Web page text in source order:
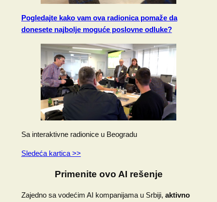
Pogledajte kako vam ova radionica pomaže da
donesete najbolje moguće poslovne odluke?
Sa interaktivne radionice u Beogradu
Sledeća kartica >>
Primenite ovo AI rešenje
Zajedno sa vodećim AI kompanijama u Srbiji, aktivno